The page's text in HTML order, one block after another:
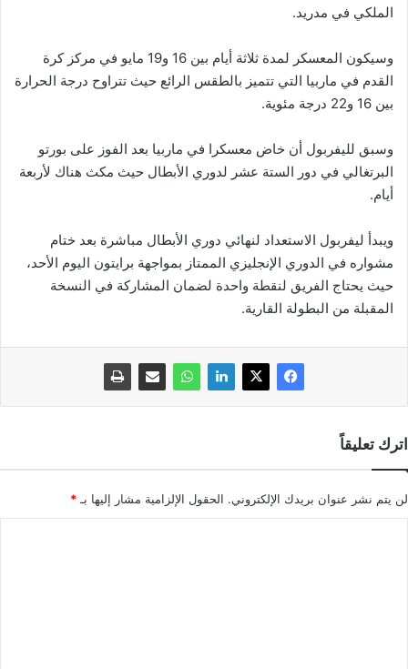
الملكي في مدريد.
وسيكون المعسكر لمدة ثلاثة أيام بين 16 و19 مايو في مركز كرة
القدم في ماربيا التي تتميز بالطقس الرائع حيث تتراوح درجة الحرارة
بين 16 و22 درجة مئوية.
وسبق لليفربول أن خاض معسكرا في ماربيا بعد الفوز على بورتو
البرتغالي في دور الستة عشر لدوري الأبطال حيث مكث هناك لأربعة
أيام.
ويبدأ ليفربول الاستعداد لنهائي دوري الأبطال مباشرة بعد ختام
مشواره في الدوري الإنجليزي الممتاز بمواجهة برايتون اليوم الأحد،
حيث يحتاج الفريق لنقطة واحدة لضمان المشاركة في النسخة
المقبلة من البطولة القارية.
اترك تعليقاً
لن يتم نشر عنوان بريدك الإلكتروني. الحقول الإلزامية مشار إليها بـ*